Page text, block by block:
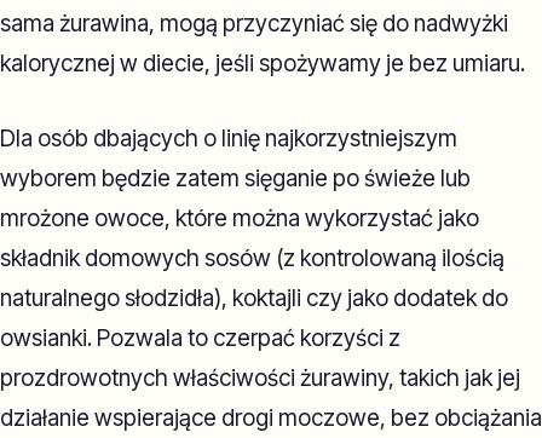
sama żurawina, mogą przyczyniać się do nadwyżki
kalorycznej w diecie, jeśli spożywamy je bez umiaru.
Dla osób dbających o linię najkorzystniejszym
wyborem będzie zatem sięganie po świeże lub
mrożone owoce, które można wykorzystać jako
składnik domowych sosów (z kontrolowaną ilością
naturalnego słodzidła), koktajli czy jako dodatek do
owsianki. Pozwala to czerpać korzyści z
prozdrowotnych właściwości żurawiny, takich jak jej
działanie wspierające drogi moczowe, bez obciążania